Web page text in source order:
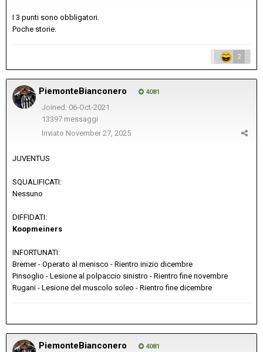
I 3 punti sono obbligatori.
Poche storie.
2
PiemonteBianconero 4081
Joined: 06-Oct-2021
13397 messaggi
Inviato November 27, 2025
JUVENTUS
SQUALIFICATI:
Nessuno
DIFFIDATI:
Koopmeiners
INFORTUNATI:
Bremer - Operato al menisco - Rientro inizio dicembre
Pinsoglio - Lesione al polpaccio sinistro - Rientro fine novembre
Rugani - Lesione del muscolo soleo - Rientro fine dicembre
PiemonteBianconero 4081